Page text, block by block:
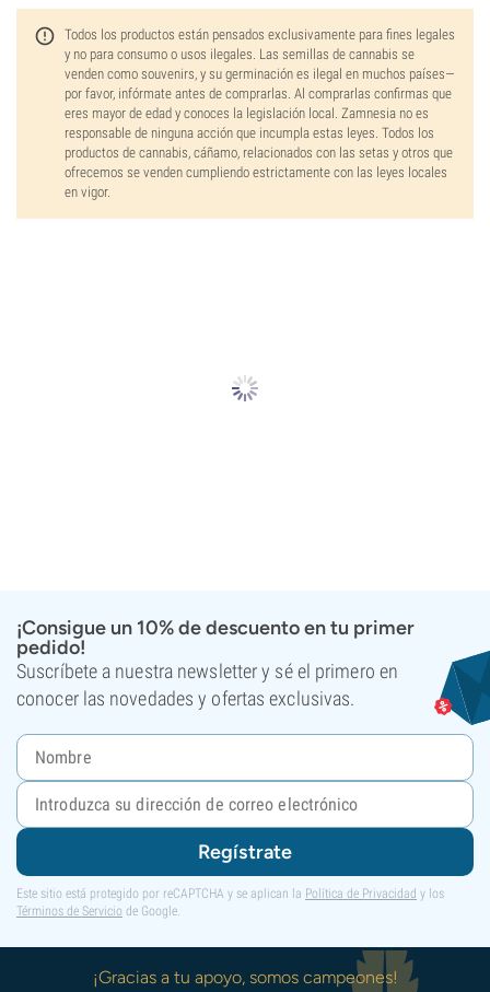
Todos los productos están pensados exclusivamente para fines legales
y no para consumo o usos ilegales. Las semillas de cannabis se
venden como souvenirs, y su germinación es ilegal en muchos países—
por favor, infórmate antes de comprarlas. Al comprarlas confirmas que
eres mayor de edad y conoces la legislación local. Zamnesia no es
responsable de ninguna acción que incumpla estas leyes. Todos los
productos de cannabis, cáñamo, relacionados con las setas y otros que
ofrecemos se venden cumpliendo estrictamente con las leyes locales
en vigor.
¡Consigue un 10% de descuento en tu primer
pedido!
Suscríbete a nuestra newsletter y sé el primero en
conocer las novedades y ofertas exclusivas.
Regístrate
Este sitio está protegido por reCAPTCHA y se aplican la Política de Privacidad y los
Términos de Servicio de Google.
¡Gracias a tu apoyo, somos campeones!